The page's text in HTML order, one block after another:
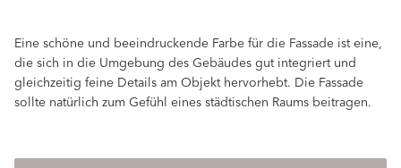
Eine schöne und beeindruckende Farbe für die Fassade ist eine,
die sich in die Umgebung des Gebäudes gut integriert und
gleichzeitig feine Details am Objekt hervorhebt. Die Fassade
sollte natürlich zum Gefühl eines städtischen Raums beitragen.